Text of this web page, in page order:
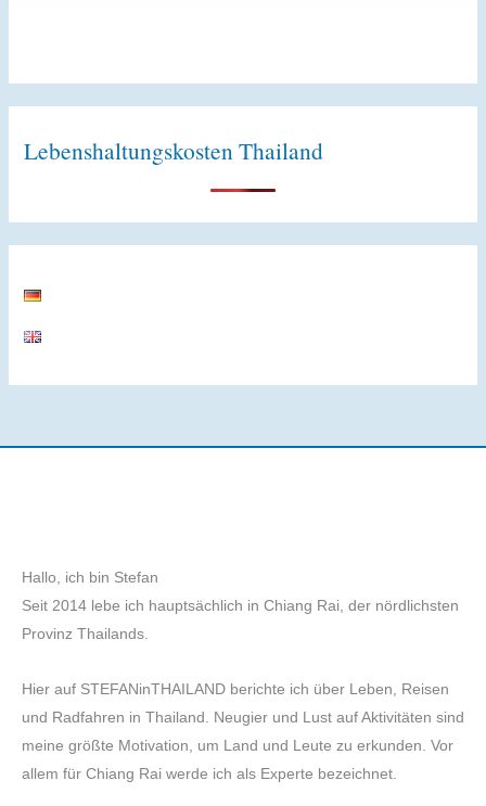
Lebenshaltungskosten Thailand
Hallo, ich bin Stefan
Seit 2014 lebe ich hauptsächlich in Chiang Rai, der nördlichsten
Provinz Thailands.
Hier auf STEFANinTHAILAND berichte ich über Leben, Reisen
und Radfahren in Thailand. Neugier und Lust auf Aktivitäten sind
meine größte Motivation, um Land und Leute zu erkunden. Vor
allem für Chiang Rai werde ich als Experte bezeichnet.